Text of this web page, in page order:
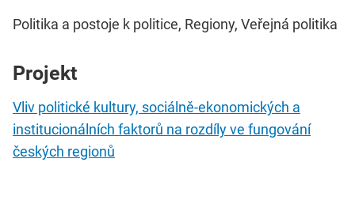
Politika a postoje k politice, Regiony, Veřejná politika
Projekt
Vliv politické kultury, sociálně-ekonomických a
institucionálních faktorů na rozdíly ve fungování
českých regionů